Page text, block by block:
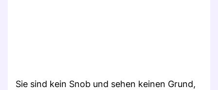
Sie sind kein Snob und sehen keinen Grund,